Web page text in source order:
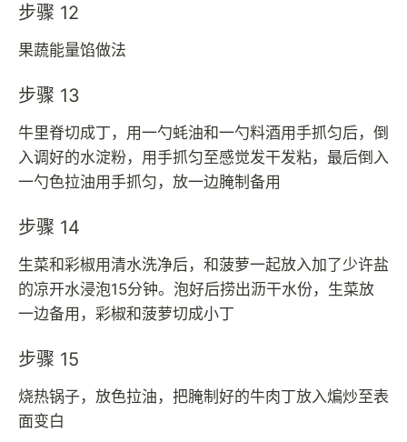
步骤 12
果蔬能量馅做法
步骤 13
牛里脊切成丁，用一勺蚝油和一勺料酒用手抓匀后，倒
入调好的水淀粉，用手抓匀至感觉发干发粘，最后倒入
一勺色拉油用手抓匀，放一边腌制备用
步骤 14
生菜和彩椒用清水洗净后，和菠萝一起放入加了少许盐
的凉开水浸泡15分钟。泡好后捞出沥干水份，生菜放
一边备用，彩椒和菠萝切成小丁
步骤 15
烧热锅子，放色拉油，把腌制好的牛肉丁放入煸炒至表
面变白